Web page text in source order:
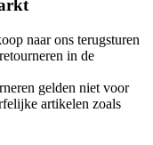
naar ons terugsturen
retourneren in de
gelden niet voor
artikelen zoals